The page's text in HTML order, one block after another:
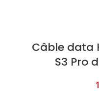
Câble data
S3 Pro